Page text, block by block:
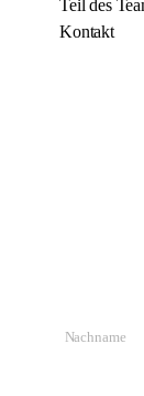
Teil des
Kontakt